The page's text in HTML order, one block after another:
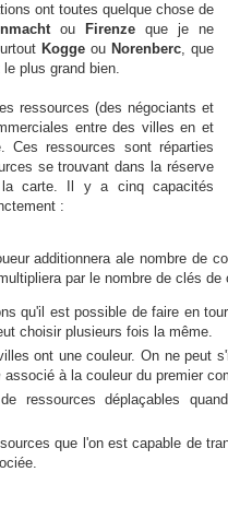
ont toutes quelque chose de
ou Firenzeque je ne
Koggeou Norenberc, que
plus grand bien.
ressources (des négociants et
entre des villes en et
Ces ressources sont réparties
se trouvant dans la réserve
carte. Il y a cinq capacités
:
additionnera ale nombre de
par le nombre de clés
qu'il est possible de faire en
choisir plusieurs fois la même.
ont une couleur. On ne peut
associé à la couleur du premier
ressources déplaçables
que l'on est capable de